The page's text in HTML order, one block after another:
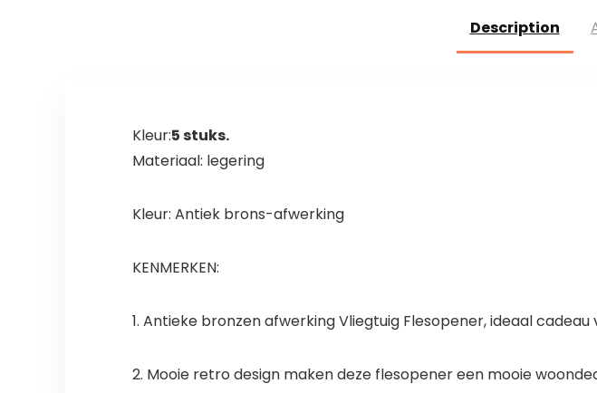
Description
Kleur:5 stuks.
Materiaal: legering
Kleur: Antiek brons-afwerking
KENMERKEN:
1. Antieke bronzen afwerking Vliegtuig Flesopener, ideaal
2. Mooie retro design maken deze flesopener een mooie